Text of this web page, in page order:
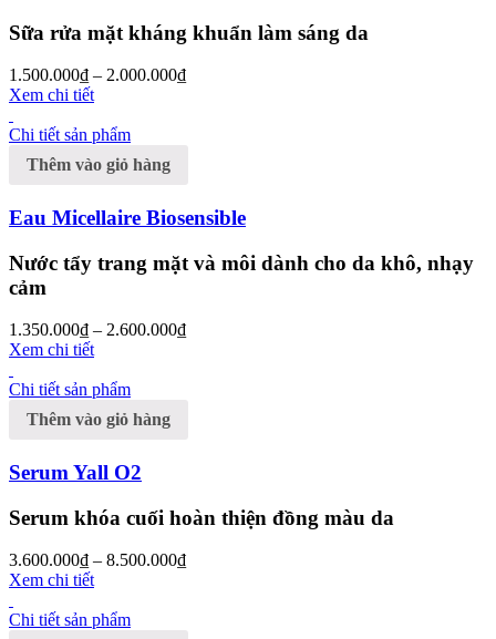
Sữa rửa mặt kháng khuẩn làm sáng da
1.500.000₫ – 2.000.000₫
Xem chi tiết
Chi tiết sản phẩm
Thêm vào giỏ hàng
Eau Micellaire Biosensible
Nước tẩy trang mặt và môi dành cho da khô, nhạy
cảm
1.350.000₫ – 2.600.000₫
Xem chi tiết
Chi tiết sản phẩm
Thêm vào giỏ hàng
Serum Yall O2
Serum khóa cuối hoàn thiện đồng màu da
3.600.000₫ – 8.500.000₫
Xem chi tiết
Chi tiết sản phẩm